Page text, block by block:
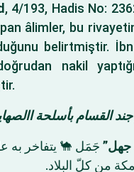
, 4/193, Hadis No:
âlimler, bu
belirtmiştir.
nakil
القسام بأسلحة
جهل” جَمَل 🐪 يتفاخر به
من كلّ البلاد.